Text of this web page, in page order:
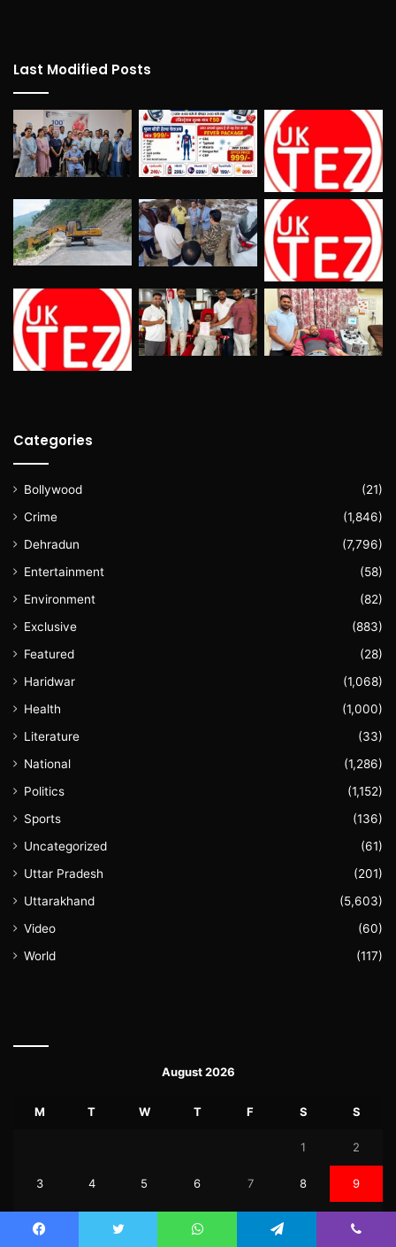
Last Modified Posts
Categories
Bollywood
(21)
Crime
(1,846)
Dehradun
(7,796)
Entertainment
(58)
Environment
(82)
Exclusive
(883)
Featured
(28)
Haridwar
(1,068)
Health
(1,000)
Literature
(33)
National
(1,286)
Politics
(1,152)
Sports
(136)
Uncategorized
(61)
Uttar Pradesh
(201)
Uttarakhand
(5,603)
Video
(60)
World
(117)
August 2026
M T W T F S S
1 2
3 4 5 6 7 8 9
10 13
16